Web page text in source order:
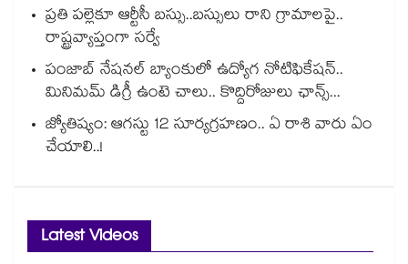
ప్రతి పల్లెకూ ఆర్టీసీ బస్సు..బస్సులు రాని గ్రామాలపై..
రాష్ట్రవ్యాప్తంగా సర్వే
పంజాబ్ నేషనల్ బ్యాంకులో ఉద్యోగ నోటిఫికేషన్..
మినిమమ్ డిగ్రీ ఉంటె చాలు.. కొద్దిరోజులు ఛాన్స్...
జ్యోతిష్యం: ఆగస్టు 12 సూర్యగ్రహణం.. ఏ రాశి వారు ఏం
చేయాలి..!
Latest Videos